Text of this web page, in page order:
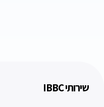
שירותי IBBC